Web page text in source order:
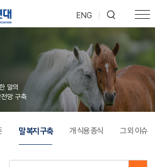
ENG
말의
망 구축
말 복지 구축 개 식용 종식 그 외 이슈